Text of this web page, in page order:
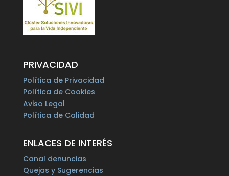
PRIVACIDAD
Política de Privacidad
Política de Cookies
Aviso Legal
Política de Calidad
ENLACES DE INTERÉS
Canal denuncias
Quejas y Sugerencias